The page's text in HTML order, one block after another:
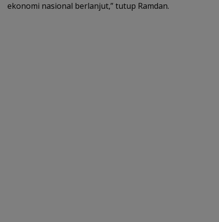
ekonomi nasional berlanjut,” tutup Ramdan.